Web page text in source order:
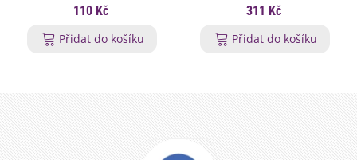
110 Kč
Přidat do košíku
311 Kč
Přidat do košíku